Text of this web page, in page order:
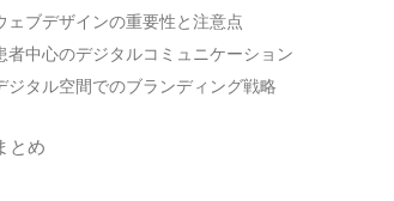
ェブデザインの重要性と注意点
者中心のデジタルコミュニケーション
ジタル空間でのブランディング戦略
とめ